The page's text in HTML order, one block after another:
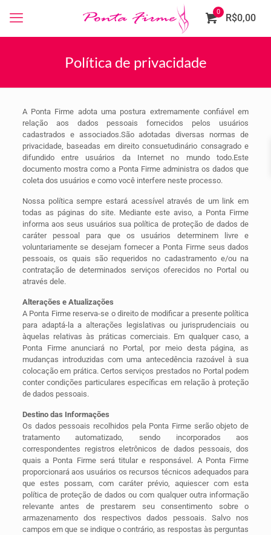
0
R$0,00
Política de privacidade
A Ponta Firme adota uma postura extremamente confiável em
relação aos dados pessoais fornecidos pelos usuários
cadastrados e associados.São adotadas diversas normas de
privacidade, baseadas em direito consuetudinário consagrado e
difundido entre usuários da Internet no mundo todo.Este
documento mostra como a Ponta Firme administra os dados que
coleta dos usuários e como você interfere neste processo.
Nossa política sempre estará acessível através de um link em
todas as páginas do site. Mediante este aviso, a Ponta Firme
informa aos seus usuários sua política de proteção de dados de
caráter pessoal para que os usuários determinem livre e
voluntariamente se desejam fornecer a Ponta Firme seus dados
pessoais, os quais são requeridos no cadastramento e/ou na
contratação de determinados serviços oferecidos no Portal ou
através dele.
Alterações e Atualizações
A Ponta Firme reserva-se o direito de modificar a presente política
para adaptá-la a alterações legislativas ou jurisprudenciais ou
àquelas relativas às práticas comerciais. Em qualquer caso, a
Ponta Firme anunciará no Portal, por meio desta página, as
mudanças introduzidas com uma antecedência razoável à sua
colocação em prática. Certos serviços prestados no Portal podem
conter condições particulares específicas em relação à proteção
de dados pessoais.
Destino das Informações
Os dados pessoais recolhidos pela Ponta Firme serão objeto de
tratamento automatizado, sendo incorporados aos
correspondentes registros eletrônicos de dados pessoais, dos
quais a Ponta Firme será titular e responsável. A Ponta Firme
proporcionará aos usuários os recursos técnicos adequados para
que estes possam, com caráter prévio, aquiescer com esta
política de proteção de dados ou com qualquer outra informação
relevante antes de prestarem seu consentimento sobre o
armazenamento dos respectivos dados pessoais. Salvo nos
campos em que se indique o contrário, as respostas às perguntas